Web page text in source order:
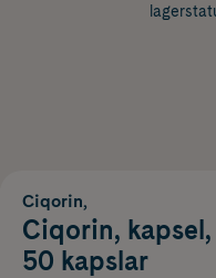
Ciqorin,
Ciqorin,
50 kapslar